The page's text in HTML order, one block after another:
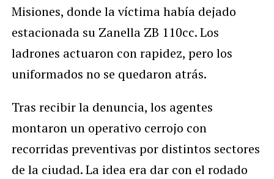
Misiones, donde la víctima había dejado
estacionada su Zanella ZB 110cc. Los
ladrones actuaron con rapidez, pero los
uniformados no se quedaron atrás.
Tras recibir la denuncia, los agentes
montaron un operativo cerrojo con
recorridas preventivas por distintos sectores
de la ciudad. La idea era dar con el rodado